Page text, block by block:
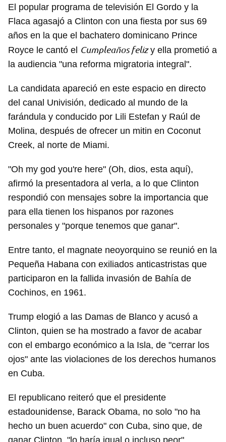
El popular programa de televisión El Gordo y la
Flaca agasajó a Clinton con una fiesta por sus 69
años en la que el bachatero dominicano Prince
Royce le cantó el Cumpleaños felizy ella prometió a
la audiencia "una reforma migratoria integral".
La candidata apareció en este espacio en directo
del canal Univisión, dedicado al mundo de la
farándula y conducido por Lili Estefan y Raúl de
Molina, después de ofrecer un mitin en Coconut
Creek, al norte de Miami.
"Oh my god you're here" (Oh, dios, esta aquí),
afirmó la presentadora al verla, a lo que Clinton
respondió con mensajes sobre la importancia que
para ella tienen los hispanos por razones
personales y "porque tenemos que ganar".
Entre tanto, el magnate neoyorquino se reunió en la
Pequeña Habana con exiliados anticastristas que
participaron en la fallida invasión de Bahía de
Cochinos, en 1961.
Trump elogió a las Damas de Blanco y acusó a
Clinton, quien se ha mostrado a favor de acabar
con el embargo económico a la Isla, de "cerrar los
ojos" ante las violaciones de los derechos humanos
en Cuba.
El republicano reiteró que el presidente
estadounidense, Barack Obama, no solo "no ha
hecho un buen acuerdo" con Cuba, sino que, de
ganar Clinton, "lo haría igual o incluso peor".